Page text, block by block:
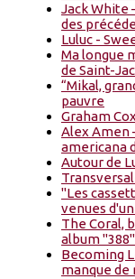
Jack White
des
Luluc -
Ma longue
de Saint-
“Mikal,
pauvre
Graham
Alex Amen
americana
Autour de
"Les
venues
The Coral,
album "388"
Becoming
manque